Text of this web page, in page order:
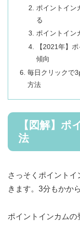
ポイントイン
る
ポイントイン
【2021年】
傾向
毎日クリックで
方法
【図解】
法
さっそくポイント
きます。3分もかか
ポイントインカム